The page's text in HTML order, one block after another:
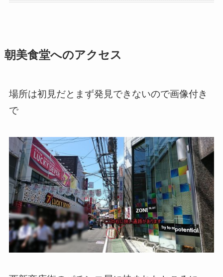
朝美食堂へのアクセス
場所は初見だとまず発見できないので画像付き
で